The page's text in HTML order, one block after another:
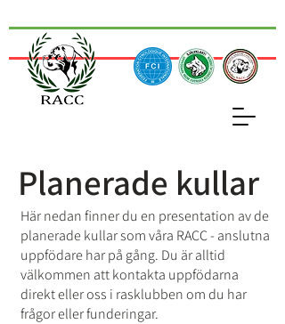
Planerade kullar
Här nedan finner du en presentation av de
planerade kullar som våra RACC - anslutna
uppfödare har på gång. Du är alltid
välkommen att kontakta uppfödarna
direkt eller oss i rasklubben om du har
frågor eller funderingar.